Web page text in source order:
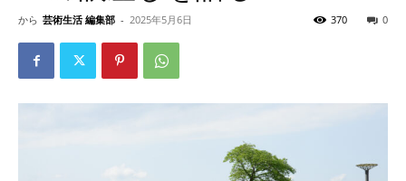
から 芸術生活 編集部 - 2025年5月6日 0
370